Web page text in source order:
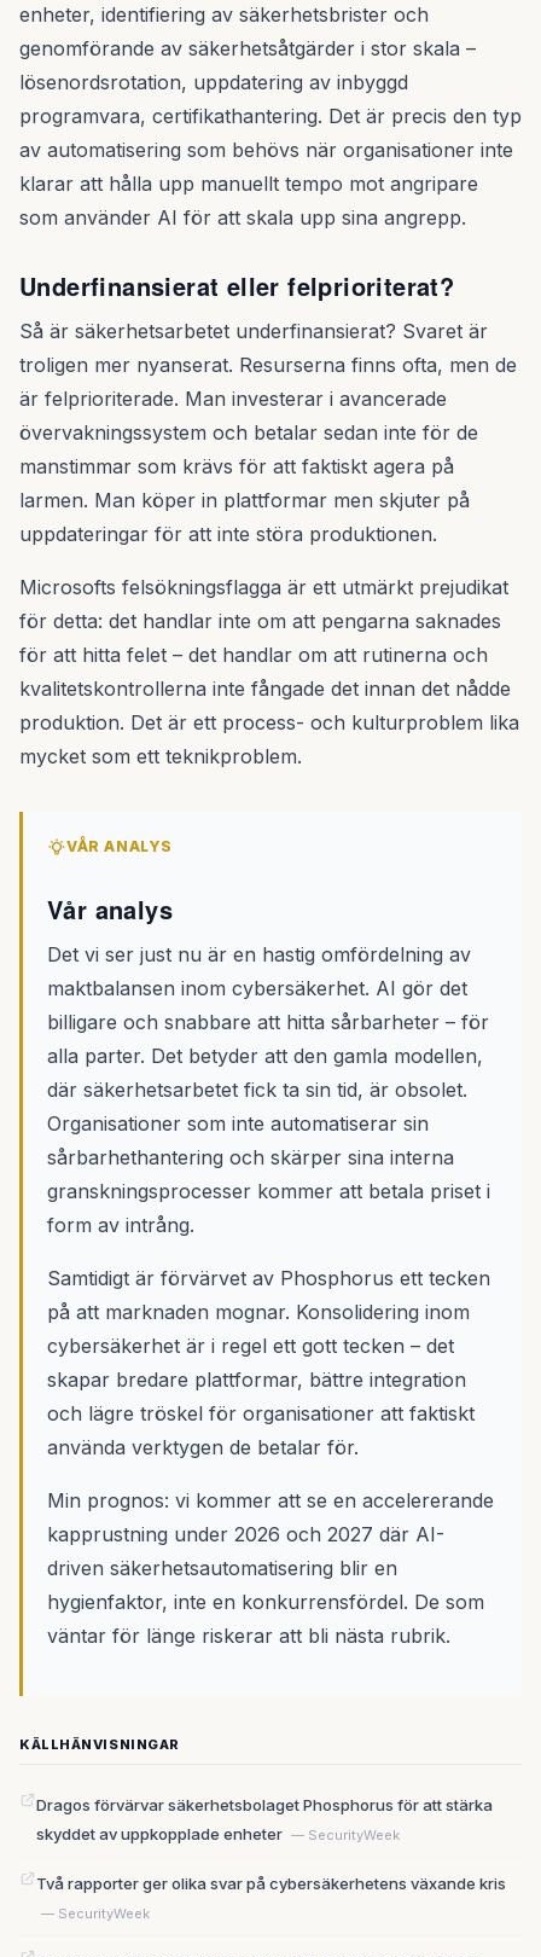
enheter, identifiering av säkerhetsbrister och
genomförande av säkerhetsåtgärder i stor skala –
lösenordsrotation, uppdatering av inbyggd
programvara, certifikathantering. Det är precis den typ
av automatisering som behövs när organisationer inte
klarar att hålla upp manuellt tempo mot angripare
som använder AI för att skala upp sina angrepp.
Underfinansierat eller felprioriterat?
Så är säkerhetsarbetet underfinansierat? Svaret är
troligen mer nyanserat. Resurserna finns ofta, men de
är felprioriterade. Man investerar i avancerade
övervakningssystem och betalar sedan inte för de
manstimmar som krävs för att faktiskt agera på
larmen. Man köper in plattformar men skjuter på
uppdateringar för att inte störa produktionen.
Microsofts felsökningsflagga är ett utmärkt prejudikat
för detta: det handlar inte om att pengarna saknades
för att hitta felet – det handlar om att rutinerna och
kvalitetskontrollerna inte fångade det innan det nådde
produktion. Det är ett process- och kulturproblem lika
mycket som ett teknikproblem.
VÅR ANALYS
Vår analys
Det vi ser just nu är en hastig omfördelning av
maktbalansen inom cybersäkerhet. AI gör det
billigare och snabbare att hitta sårbarheter – för
alla parter. Det betyder att den gamla modellen,
där säkerhetsarbetet fick ta sin tid, är obsolet.
Organisationer som inte automatiserar sin
sårbarhethantering och skärper sina interna
granskningsprocesser kommer att betala priset i
form av intrång.
Samtidigt är förvärvet av Phosphorus ett tecken
på att marknaden mognar. Konsolidering inom
cybersäkerhet är i regel ett gott tecken – det
skapar bredare plattformar, bättre integration
och lägre tröskel för organisationer att faktiskt
använda verktygen de betalar för.
Min prognos: vi kommer att se en accelererande
kapprustning under 2026 och 2027 där AI-
driven säkerhetsautomatisering blir en
hygienfaktor, inte en konkurrensfördel. De som
väntar för länge riskerar att bli nästa rubrik.
KÄLLHÄNVISNINGAR
Dragos förvärvar säkerhetsbolaget Phosphorus för att stärka
skyddet av uppkopplade enheter — SecurityWeek
Två rapporter ger olika svar på cybersäkerhetens växande kris
— SecurityWeek